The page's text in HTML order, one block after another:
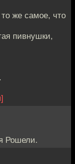
то же самое, что
пивнушки,
Рошели.